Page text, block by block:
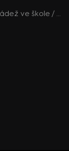
5. série, 15. epizoda: Krádež ve škole / Pachatel ve křoví / Koláčky s trávou / Hádka kvůli nákupu